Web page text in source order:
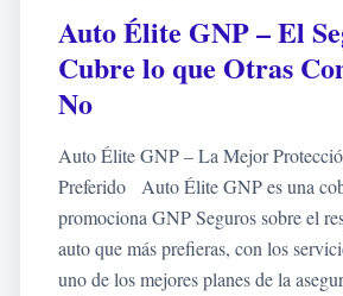
Auto Élite GNP – El
Cubre lo que Otras
No
Auto Élite GNP – La Mejor
Preferido Auto Élite GNP es una
promociona GNP Seguros sobre el
auto que más prefieras, con los
uno de los mejores planes de la